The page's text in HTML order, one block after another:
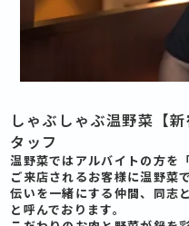
しゃぶしゃぶ温野菜【
タッフ
温野菜ではアルバイトの方を
ご来店されるお客様に温野菜
伝いを一緒にする仲間、同志
と呼んでおります。